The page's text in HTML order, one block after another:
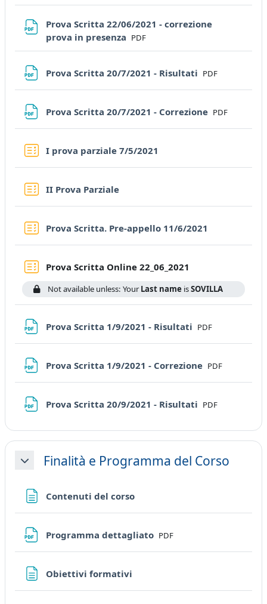
Prova Scritta 22/06/2021 - correzione
prova in presenza File
PDF
Prova Scritta 20/7/2021 - Risultati File
PDF
Prova Scritta 20/7/2021 - Correzione File
PDF
I prova parziale 7/5/2021
II Prova ParzialeQuiz
Prova Scritta. Pre-appello 11/6/2021
Prova Scritta Online 22_06_2021
Not available unless: YourLast name isSOVILLA
Prova Scritta 1/9/2021 - Risultati File
PDF
Prova Scritta 1/9/2021 - Correzione File
PDF
Prova Scritta 20/9/2021 - Risultati File
PDF
CollapseFinalità e Programma del Corso
Contenuti del corsoPage
Programma dettagliato File
PDF
Obiettivi formativi